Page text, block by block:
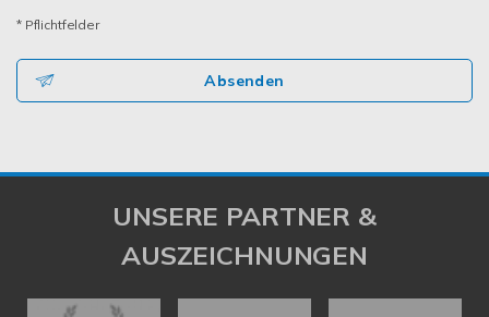
* Pflichtfelder
Absenden
UNSERE PARTNER &
AUSZEICHNUNGEN